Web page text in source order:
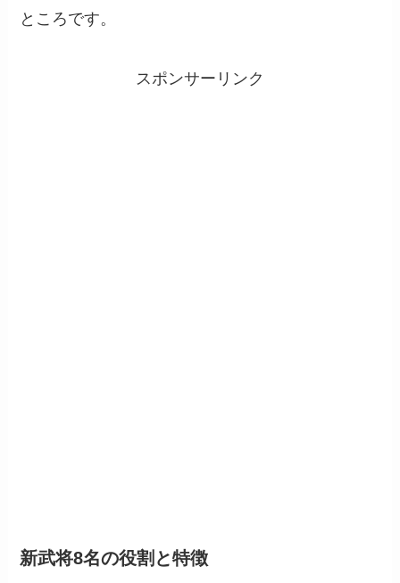
ところです。
スポンサーリンク
新武将8名の役割と特徴